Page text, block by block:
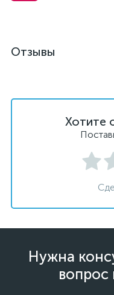
Отзывы
Хотите
Нужна
вопрос